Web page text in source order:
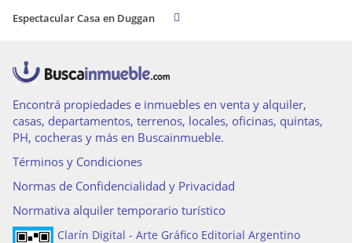
Espectacular Casa en Duggan
Encontrá propiedades e inmuebles en venta y alquiler,
casas, departamentos, terrenos, locales, oficinas, quintas,
PH, cocheras y más en Buscainmueble.
Términos y Condiciones
Normas de Confidencialidad y Privacidad
Normativa alquiler temporario turístico
Clarín Digital - Arte Gráfico Editorial Argentino